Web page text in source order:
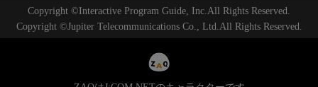
Copyright ©Interactive Program Guide, Inc.All Rights Reserved.
Copyright ©Jupiter Telecommunications Co., Ltd.All Rights Reserved.